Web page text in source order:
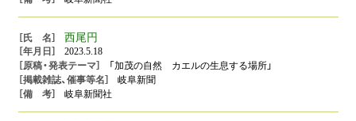
西尾円
2023.5.18
「加茂の自然 カエルの生息する場所」
岐阜新聞
岐阜新聞社